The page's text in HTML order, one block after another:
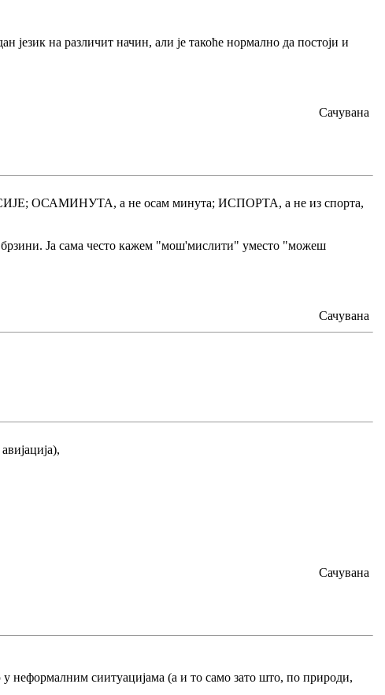
језик на различит начин, али је такоће нормално да постоји и
Сачувана
ОСАМИНУТА, а не осам минута; ИСПОРТА, а не из спорта,
Ја сама често кажем "мош'мислити" уместо "можеш
Сачувана
Сачувана
неформалним сиитуацијама (а и то само зато што, по природи,